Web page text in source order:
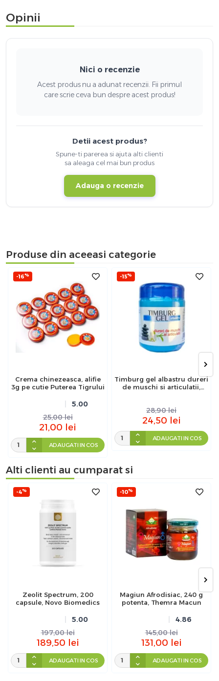
Opinii
Nici o recenzie
Acest produs nu a adunat recenzii. Fii primul
care scrie ceva bun despre acest produs!
Detii acest produs?
Spune-ti parerea si ajuta alti clienti
sa aleaga cel mai bun produs
Adauga o recenzie
Produse din aceeasi categorie
-16%
Crema chinezeasca, alifie
3g pe cutie Puterea Tigrului
5.00
25,00 lei
21,00 lei
ADAUGATI IN COS
-15%
Timburg gel albastru dureri
de muschi si articulatii,
28,90 lei
24,50 lei
ADAUGATI IN COS
Alti clienti au cumparat si
-4%
Zeolit Spectrum, 200
capsule, Novo Biomedics
5.00
197,00 lei
189,50 lei
ADAUGATI IN COS
-10%
Magiun Afrodisiac, 240 g
potenta, Themra Macun
4.86
145,00 lei
131,00 lei
ADAUGATI IN COS